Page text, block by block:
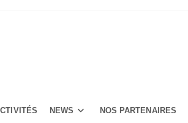
NEWS NOS PARTENAIRES